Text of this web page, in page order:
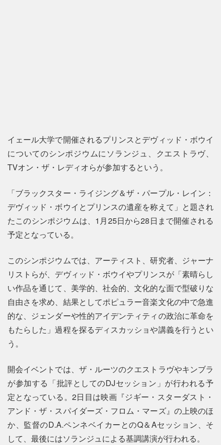
イェール大学で開催されるプリンスとデヴィッド・ボウイ
についてのシンポジウムにソランジュ、クエストラヴ、
TVオン・ザ・レディオらが参加するという。
「ブラックスター・ライジング＆ザ・パープル・レイン：
デヴィッド・ボウイとプリンスの遺産を称えて」と題され
たこのシンポジウムは、1月25日から28日まで開催される
予定となっている。
このシンポジウムでは、アーティスト、研究者、ジャーナ
リストらが、デヴィッド・ボウイやプリンスが「素晴らし
い作品を通じて、美学的、社会的、文化的な面で型破りな
自由さを求め、結果としてポピュラー音楽文化の中で急進
的な、ジェンダーや性的アイデンティティの政治に革命を
もたらした」過程を探るディスカッショや講義を行うとい
う。
開会イベントでは、ザ・ルーツのクエストラヴやキンブラ
が参加する「批評としてのDJセッション」が行われる予
定となっている。2日目は映画『ジギー・スターダスト・
アンド・ザ・スパイダーズ・フロム・マーズ』の上映のほ
か、監督のD.A.ペンネベイカーとのQ＆Aセッション、そ
して、最後にはソランジュによる基調講演が行われる。